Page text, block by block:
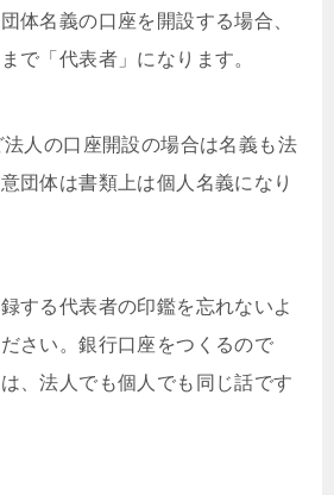
体名義の口座を開設する場合、
で「代表者」になります。
人の口座開設の場合は名義も法
団体は書類上は個人名義になり
する代表者の印鑑を忘れないよ
さい。銀行口座をつくるので
、法人でも個人でも同じ話です